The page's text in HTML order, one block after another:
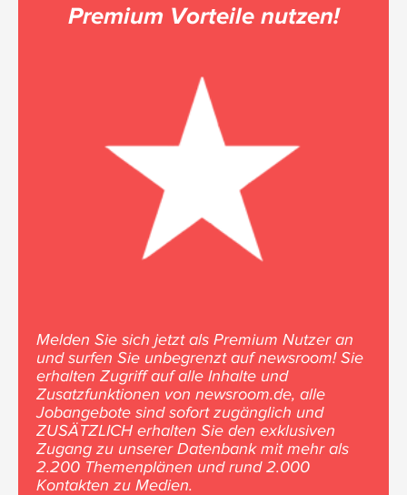
Premium Vorteile nutzen!
Melden Sie sich jetzt als Premium Nutzer an
und surfen Sie unbegrenzt auf newsroom! Sie
erhalten Zugriff auf alle Inhalte und
Zusatzfunktionen von newsroom.de, alle
Jobangebote sind sofort zugänglich und
ZUSÄTZLICH erhalten Sie den exklusiven
Zugang zu unserer Datenbank mit mehr als
2.200 Themenplänen und rund 2.000
Kontakten zu Medien.